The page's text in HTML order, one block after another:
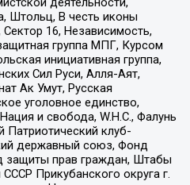
Штольц, В честь иконы
16, Независимость,
группа МПГ, Курсом
инициативная группа,
Сил Руси, Алля-Аят,
Ак Умут, Русская
уголовное единство,
и свобода, W.H.С., Фалунь
клуб-
державный союз, Фонд
защиты прав граждан, Штабы
Прикубанского округа г.